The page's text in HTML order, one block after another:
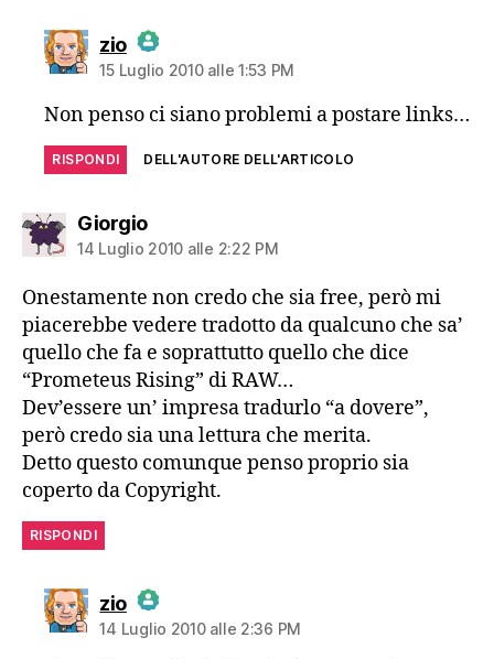
ziodice:
The Real Person Badge!
Anti-Spam by CleanTalk
15 Luglio 2010 alle 1:53 PM
Non penso ci siano problemi a postare links…
RISPONDI DELL'AUTORE DELL'ARTICOLO
Giorgiodice:
14 Luglio 2010 alle 2:22 PM
Onestamente non credo che sia free, però mi
piacerebbe vedere tradotto da qualcuno che sa’
quello che fa e soprattutto quello che dice
“Prometeus Rising” di RAW…
Dev’essere un’ impresa tradurlo “a dovere”,
però credo sia una lettura che merita.
Detto questo comunque penso proprio sia
coperto da Copyright.
RISPONDI
ziodice:
The Real Person Badge!
14 Luglio 2010 alle 2:36 PM